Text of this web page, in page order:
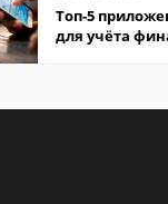
Топ-5
для учёта